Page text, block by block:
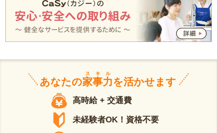
あなたの家事力
スキル
を活かせます
高時給 + 交通費
未経験者OK！資格不要